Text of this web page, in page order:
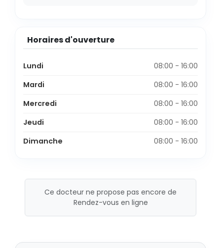
Horaires d'ouverture
Lundi
08:00 - 16:00
Mardi
08:00 - 16:00
Mercredi
08:00 - 16:00
Jeudi
08:00 - 16:00
Dimanche
08:00 - 16:00
Ce docteur ne propose pas encore de
Rendez-vous en ligne